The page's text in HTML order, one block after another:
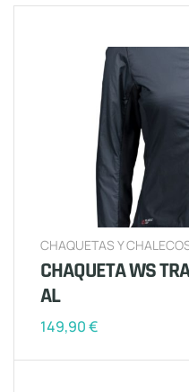
CHAQUETAS Y
CHAQUETA WS
AL
149,90€